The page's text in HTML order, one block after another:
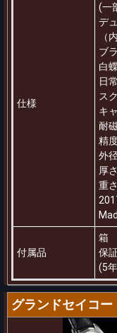
仕様
(一
デ
（
ブ
白
日
ス
キ
耐
精
外
厚
重
付属品
箱
保
(5
グランドセイコー